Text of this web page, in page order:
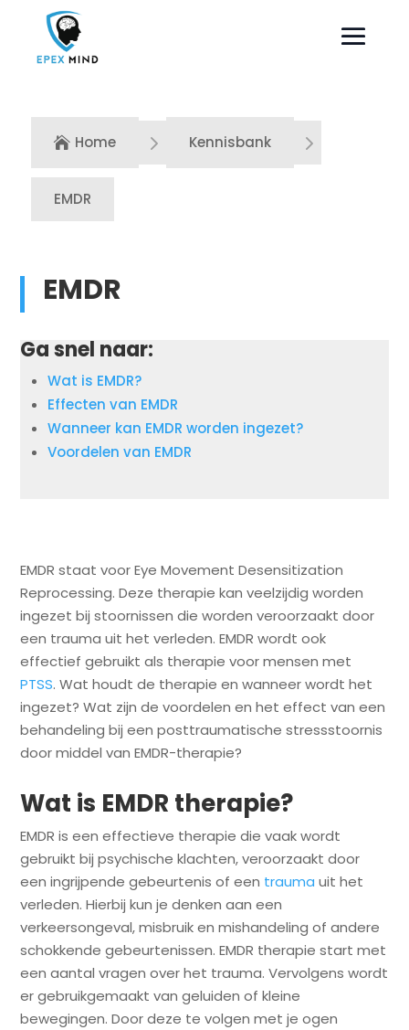
 Home 5 Kennisbank 5
EMDR
EMDR
Ga snel naar:
Wat is EMDR?
Effecten van EMDR
Wanneer kan EMDR worden ingezet?
Voordelen van EMDR
EMDR staat voor Eye Movement Desensitization
Reprocessing. Deze therapie kan veelzijdig worden
ingezet bij stoornissen die worden veroorzaakt door
een trauma uit het verleden. EMDR wordt ook
effectief gebruikt als therapie voor mensen met
PTSS. Wat houdt de therapie en wanneer wordt het
ingezet? Wat zijn de voordelen en het effect van een
behandeling bij een posttraumatische stressstoornis
door middel van EMDR-therapie?
Wat is EMDR therapie?
EMDR is een effectieve therapie die vaak wordt
gebruikt bij psychische klachten, veroorzaakt door
een ingrijpende gebeurtenis of een trauma uit het
verleden. Hierbij kun je denken aan een
verkeersongeval, misbruik en mishandeling of andere
schokkende gebeurtenissen. EMDR therapie start met
een aantal vragen over het trauma. Vervolgens wordt
er gebruikgemaakt van geluiden of kleine
bewegingen. Door deze te volgen met je ogen